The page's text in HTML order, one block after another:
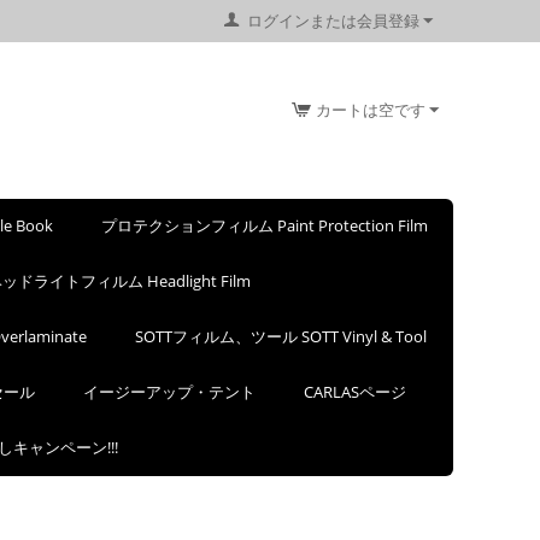
ログインまたは会員登録
カートは空です
Book プロテクションフィルム Paint Protection Film
ドライトフィルム Headlight Film
SOTTフィルム、ツール SOTT Vinyl & Tool
ル イージーアップ・テント CARLASページ
キャンペーン!!!